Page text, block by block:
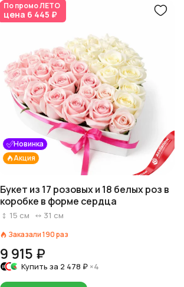
По промоЛЕТО
цена 6 445 ₽
Акция
Новинка
Букет из 17 розовых и 18 белых роз в
коробке в форме сердца
15 см 31 см
Заказали190раз
9 915 ₽
Купить за 2 478 ₽ ×4